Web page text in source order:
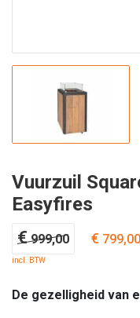
Vuurzuil
Easyfires
€999,00
€ 999,00.
€ 799,00
incl. BTW
De gezelligheid van